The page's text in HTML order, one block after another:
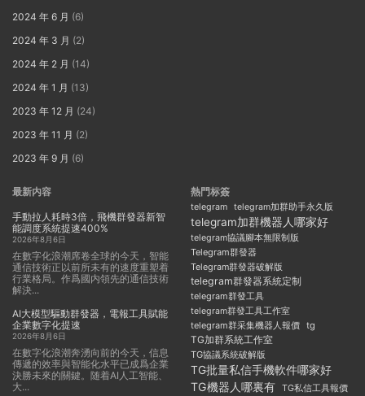
2024 年 6 月 (6)
2024 年 3 月 (2)
2024 年 2 月 (14)
2024 年 1 月 (13)
2023 年 12 月 (24)
2023 年 11 月 (2)
2023 年 9 月 (6)
最新内容
手動拉人耗時3倍，飛機群發器新智
能調度系統提速400%
2026年8月6日
在數字化浪潮席卷全球的今天，智能
通信技術正以前所未有的速度重塑着
行業格局。作爲國内領先的通信技術
解決...
AI大模型驅動群發器，電報工具賦能
企業數字化提速
2026年8月6日
在數字化浪潮奔湧向前的今天，信息
傳遞的效率與智能化水平已成爲企業
決勝未來的關鍵。随着AI人工智能、
大...
熱門标簽
telegram telegram加群助手永久版
telegram加群機器人哪家好
telegram協議腳本無限制版
Telegram群發器
Telegram群發器破解版
telegram群發器系統定制
telegram群發工具
telegram群發工具工作室
telegram群采集機器人報價 tg
TG加群系統工作室
TG協議系統破解版
TG批量私信手機軟件哪家好
TG機器人哪裏有
TG私信工具報價